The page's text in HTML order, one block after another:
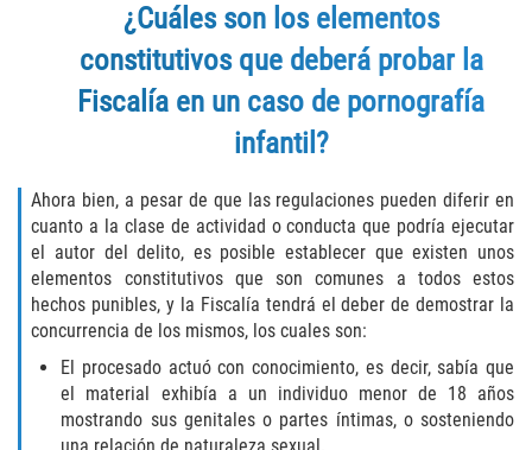
Programa de Desviación Previo al
Juicio
Transporte De Sustancias
Controladas Para La Venta
Delitos de Fraude
Fraude al Sistema de Salud
Fraude A La Compensación A los
Trabajadores
Fraude con Cheques
¿Cuáles son los elementos
constitutivos que deberá probar la
Fiscalía en un caso de pornografía
infantil?
Ahora bien, a pesar de que las regulaciones pueden diferir en
cuanto a la clase de actividad o conducta que podría ejecutar
el autor del delito, es posible establecer que existen unos
elementos constitutivos que son comunes a todos estos
hechos punibles, y la Fiscalía tendrá el deber de demostrar la
concurrencia de los mismos, los cuales son:
El procesado actuó con conocimiento, es decir, sabía que
el material exhibía a un individuo menor de 18 años
mostrando sus genitales o partes íntimas, o sosteniendo
una relación de naturaleza sexual.